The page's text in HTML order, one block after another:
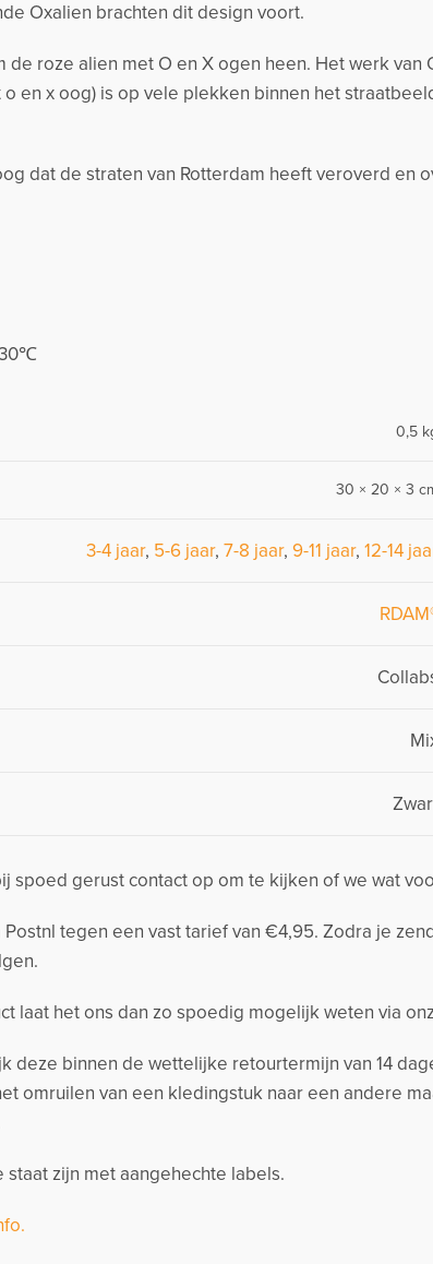
Oxalien brachten dit design voort.
roze alien met O en X ogen heen. Het werk van
en x oog) is op vele plekken binnen het
dat de straten van Rotterdam heeft veroverd en
30℃
0,5
30 × 20 × 3
3-4 jaar, 5-6 jaar, 7-8 jaar, 9-11 jaar, 12-14
spoed gerust contact op om te kijken of we wat
tegen een vast tarief van €4,95. Zodra je
laat het ons dan zo spoedig mogelijk weten via
deze binnen de wettelijke retourtermijn van 14
omruilen van een kledingstuk naar een andere
zijn met aangehechte labels.